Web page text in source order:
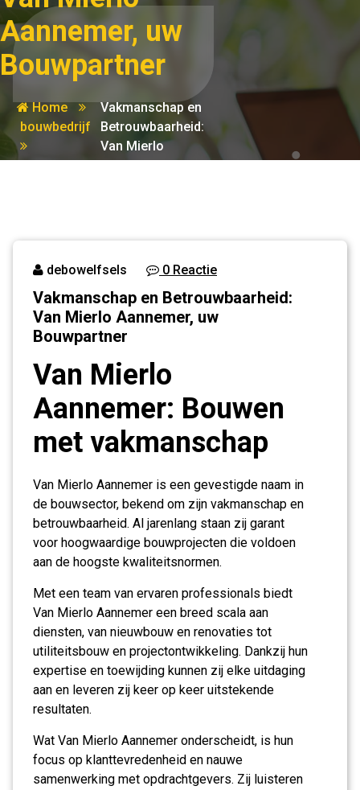
Aannemer, uw
Bouwpartner
Home
bouwbedrijf
Vakmanschap en
Betrouwbaarheid:
Van Mierlo
Aannemer, uw
debowelfsels 0 Reactie
Vakmanschap en Betrouwbaarheid:
Van Mierlo Aannemer, uw
Bouwpartner
Van Mierlo
Aannemer: Bouwen
met vakmanschap
Van Mierlo Aannemer is een gevestigde naam in
de bouwsector, bekend om zijn vakmanschap en
betrouwbaarheid. Al jarenlang staan zij garant
voor hoogwaardige bouwprojecten die voldoen
aan de hoogste kwaliteitsnormen.
Met een team van ervaren professionals biedt
Van Mierlo Aannemer een breed scala aan
diensten, van nieuwbouw en renovaties tot
utiliteitsbouw en projectontwikkeling. Dankzij hun
expertise en toewijding kunnen zij elke uitdaging
aan en leveren zij keer op keer uitstekende
resultaten.
Wat Van Mierlo Aannemer onderscheidt, is hun
focus op klanttevredenheid en nauwe
samenwerking met opdrachtgevers. Zij luisteren